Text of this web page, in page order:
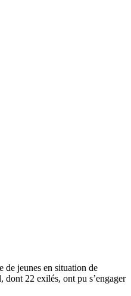
de jeunes en situation de
22 exilés, ont pu s’engager